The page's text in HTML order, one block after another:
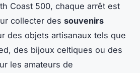
Coast 500, chaque arrêt est
collecter des souvenirs
des objets artisanaux tels que
des bijoux celtiques ou des
les amateurs de